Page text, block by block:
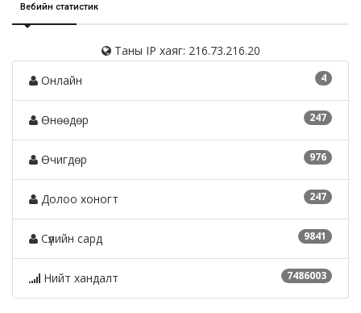
Вебийн статистик
Таны IP хаяг: 216.73.216.20
4
Онлайн
247
Өнөөдөр
976
Өчигдөр
247
Долоо хоногт
9841
Сүүлийн сард
7486003
Нийт хандалт